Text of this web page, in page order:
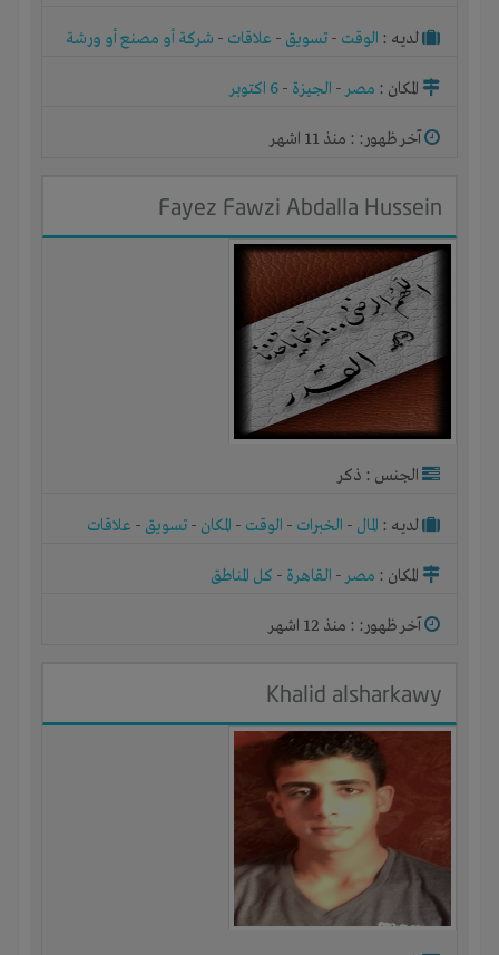
لديـه : الوقت - تسويق - علاقات - شركة أو مصنع أو ورشة
المكان : مصر- الجيزة - 6 اكتوبر
آخر ظهور: : منذ 11 اشهر
Fayez Fawzi Abdalla Hussein
الجنس : ذكر
لديـه : المال - الخبرات - الوقت - المكان - تسويق - علاقات
المكان : مصر- القاهرة - كل المناطق
آخر ظهور: : منذ 12 اشهر
Khalid alsharkawy